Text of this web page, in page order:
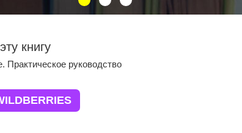
книгу
Практическое руководство